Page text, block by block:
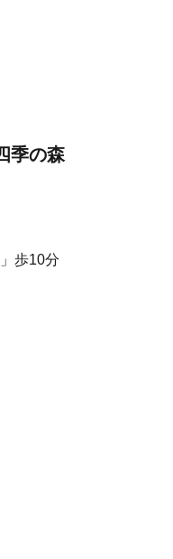
季の森
歩10分